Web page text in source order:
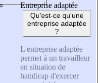
Entreprise adaptée
Qu'est-ce qu'une
entreprise adaptée
?
L'entreprise adaptée
permet à un travailleur
en situation de
handicap d'exercer